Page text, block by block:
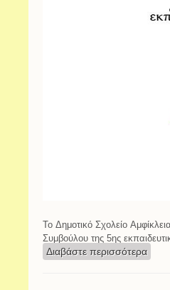
Το Δημοτικό Σχολείο
Συμβούλου της 5ης
Διαβάστε περισσότερα